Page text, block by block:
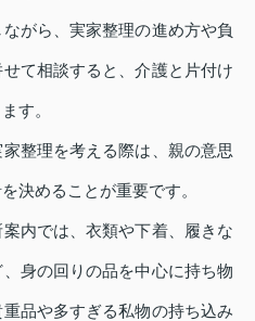
がら、実家整理の進め方や負
て相談すると、介護と片付け
す。
整理を考える際は、親の意思
決めることが重要です。
内では、衣類や下着、履きな
身の回りの品を中心に持ち物
品や多すぎる私物の持ち込み